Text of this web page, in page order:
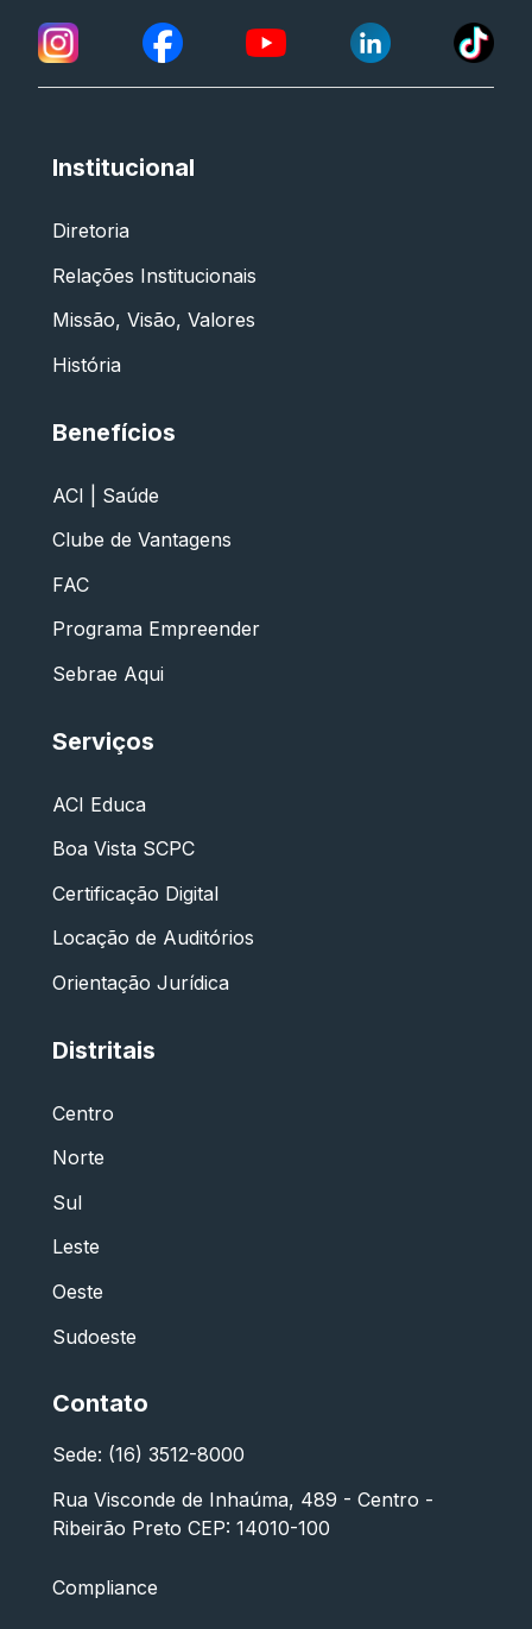
Institucional
Diretoria
Relações Institucionais
Missão, Visão, Valores
História
Benefícios
ACI | Saúde
Clube de Vantagens
FAC
Programa Empreender
Sebrae Aqui
Serviços
ACI Educa
Boa Vista SCPC
Certificação Digital
Locação de Auditórios
Orientação Jurídica
Distritais
Centro
Norte
Sul
Leste
Oeste
Sudoeste
Contato
Sede: (16) 3512-8000
Rua Visconde de Inhaúma, 489 - Centro -
Ribeirão Preto CEP: 14010-100
Compliance